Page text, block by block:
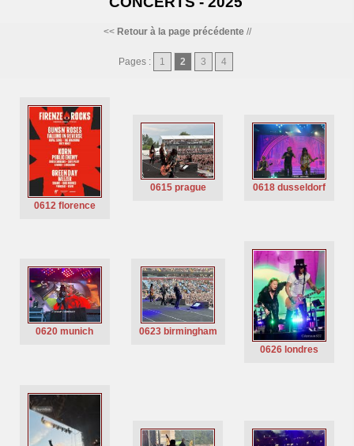
<< Retour à la page précédente//
Pages : 1 2 3 4
0612 florence
0615 prague 0618 dusseldorf
0620 munich
0623 birmingham
0626 londres